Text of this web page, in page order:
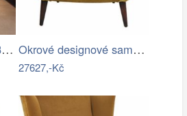
Lounge křeslo Nova 88x88 cm bouclé… Okrové designové sametové křeslo Almond…
27627,-Kč